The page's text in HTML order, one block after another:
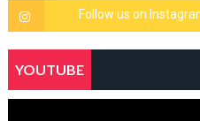
YOUTUBE